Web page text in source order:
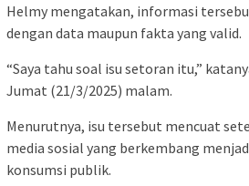
Helmy mengatakan, informasi
dengan data maupun fakta yang valid.
“Saya tahu soal isu setoran itu,”
Jumat (21/3/2025) malam.
Menurutnya, isu tersebut mencuat
media sosial yang berkembang
konsumsi publik.